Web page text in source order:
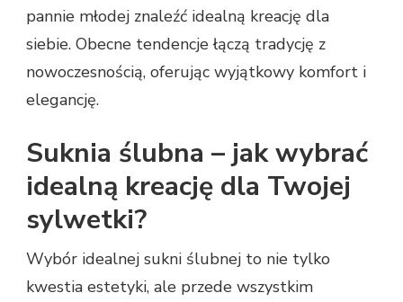
pannie młodej znaleźć idealną kreację dla
siebie. Obecne tendencje łączą tradycję z
nowoczesnością, oferując wyjątkowy komfort i
elegancję.
Suknia ślubna – jak wybrać
idealną kreację dla Twojej
sylwetki?
Wybór idealnej sukni ślubnej to nie tylko
kwestia estetyki, ale przede wszystkim